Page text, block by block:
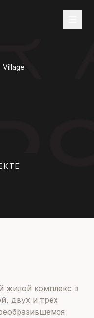
Village
жилой комплекс в
двух и трёх